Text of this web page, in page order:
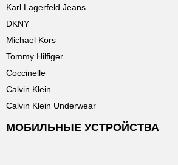
Karl Lagerfeld Jeans
DKNY
Michael Kors
Tommy Hilfiger
Coccinelle
Calvin Klein
Calvin Klein Underwear
МОБИЛЬНЫЕ УСТРОЙСТВА